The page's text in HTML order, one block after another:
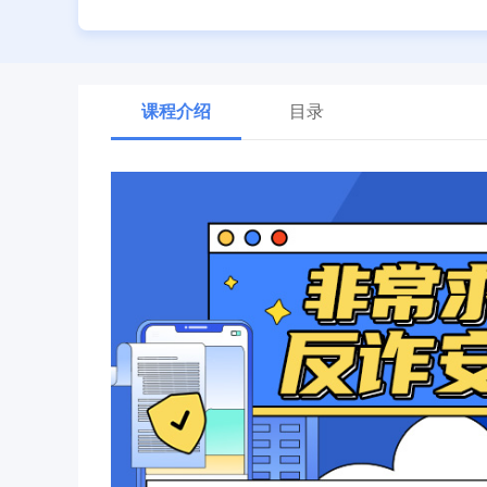
课程介绍 目录